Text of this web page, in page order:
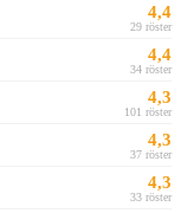
4,4
29 röster
4,4
34 röster
4,3
101 röster
4,3
37 röster
4,3
33 röster